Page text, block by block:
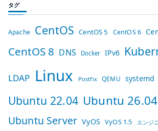
タグ
Apache CentOS CentOS 5 CentOS 6
CentOS 8 DNS Docker IPv6
LDAP Linux Postfix QEMU systemd
Ubuntu 22.04 Ubuntu 26.04
Ubuntu Server VyOS VyOS 1.5 エンジ